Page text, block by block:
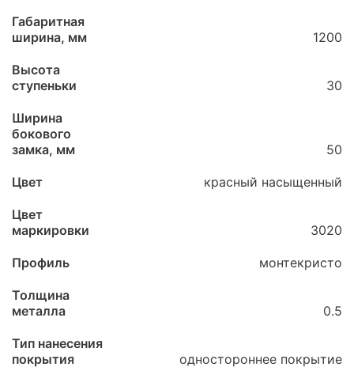
Габаритная
ширина, мм
1200
Высота
ступеньки
30
Ширина
бокового
замка, мм
50
Цвет красный насыщенный
Цвет
маркировки
3020
Профиль монтекристо
Толщина
металла
0.5
Тип нанесения
покрытия
одностороннее покрытие